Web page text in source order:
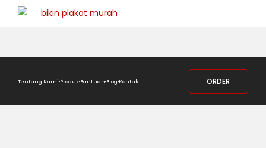
Tentang Kami Produk Bantuan Blog Kontak ORDER